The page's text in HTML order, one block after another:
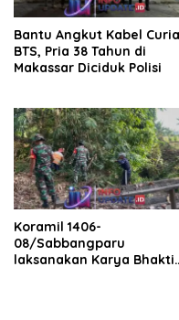
Bantu Angkut Kabel
BTS, Pria 38 Tahun di
Makassar Diciduk Polisi
Koramil 1406-
08/Sabbangparu
laksanakan Karya Bhakti